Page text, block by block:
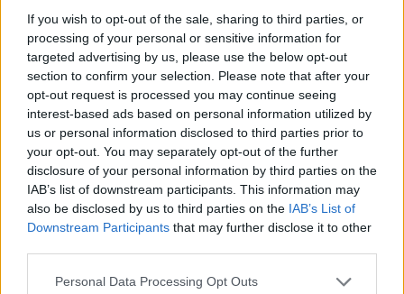
If you wish to opt-out of the sale, sharing to third parties, or
processing of your personal or sensitive information for
targeted advertising by us, please use the below opt-out
section to confirm your selection. Please note that after your
opt-out request is processed you may continue seeing
interest-based ads based on personal information utilized by
us or personal information disclosed to third parties prior to
your opt-out. You may separately opt-out of the further
disclosure of your personal information by third parties on the
IAB’s list of downstream participants. This information may
also be disclosed by us to third parties on the IAB’s List of
Downstream Participants that may further disclose it to other
Please note that this website/app uses one or more Google
Personal Data Processing Opt Outs
AUTOR
Consejo editorial